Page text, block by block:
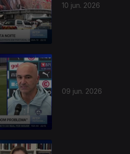
10 jun. 2026
09 jun. 2026